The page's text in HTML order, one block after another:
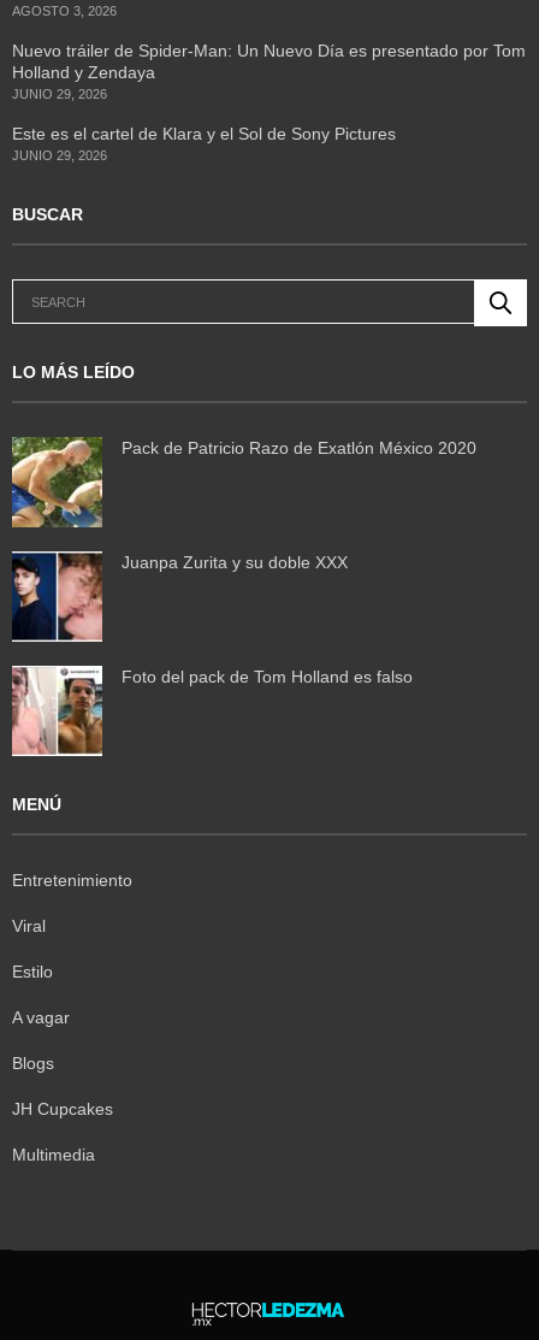
AGOSTO 3, 2026
Nuevo tráiler de Spider-Man: Un Nuevo Día es presentado por Tom
Holland y Zendaya
JUNIO 29, 2026
Este es el cartel de Klara y el Sol de Sony Pictures
JUNIO 29, 2026
BUSCAR
LO MÁS LEÍDO
Pack de Patricio Razo de Exatlón México 2020
Juanpa Zurita y su doble XXX
Foto del pack de Tom Holland es falso
MENÚ
Entretenimiento
Viral
Estilo
A vagar
Blogs
JH Cupcakes
Multimedia